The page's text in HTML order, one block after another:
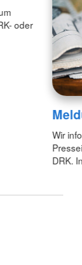
oder
Wir
DRK.